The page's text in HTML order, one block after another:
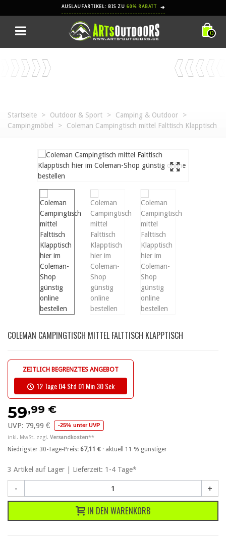
AUSLAUFARTIKEL: BIS ZU 60% RABATT ➔
0
Startseite > Outdoor & Sport > Camping & Outdoor
>
Campingmöbel
> Coleman Campingtisch mittel Falttisch Klapptisch
COLEMAN CAMPINGTISCH MITTEL FALTTISCH KLAPPTISCH
ZEITLICH BEGRENZTES ANGEBOT
12 Tage 04 Std 01 Min 29 Sek
59,99 €
UVP: 79,99 € -25% unter UVP
inkl. MwSt. zzgl. Versandkosten**
Niedrigster 30-Tage-Preis: 67,11 € · aktuell 11 % günstiger
3 Artikel auf Lager | Lieferzeit: 1-4 Tage*
- +
IN DEN WARENKORB